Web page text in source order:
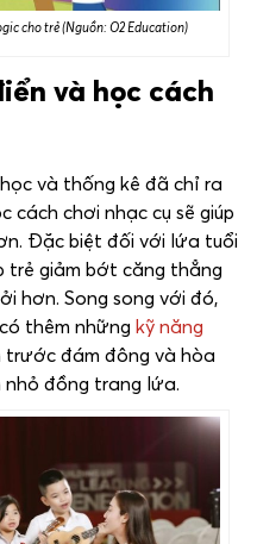
cho trẻ (Nguồn: O2 Education)
và học cách
và thống kê đã chỉ ra
cách chơi nhạc cụ sẽ giúp
Đặc biệt đối với lứa tuổi
trẻ giảm bớt căng thẳng
hơn. Song song với đó,
thêm những kỹ năng
đám đông và hòa
nhỏ đồng trang lứa.